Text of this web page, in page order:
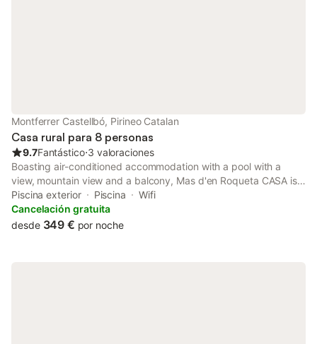
Montferrer Castellbó, Pirineo Catalan
Casa rural para 8 personas
9.7Fantástico⋅3 valoraciones
Boasting air-conditioned accommodation with a pool with a
view, mountain view and a balcony, Mas d'en Roqueta CASA is
set in Aravell.
Piscina exterior Piscina
Wifi
Cancelación gratuita
desde 349 € por noche